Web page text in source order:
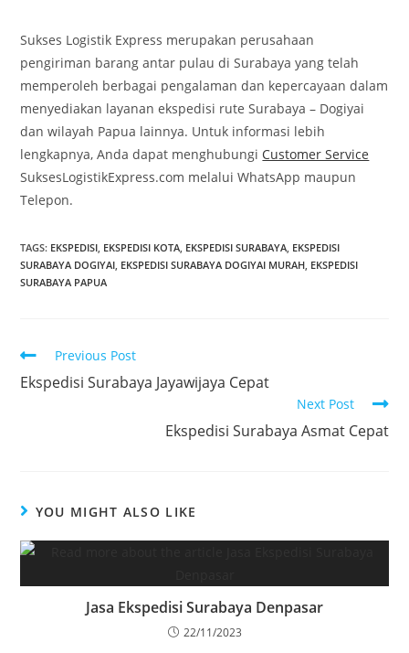
Sukses Logistik Express merupakan perusahaan
pengiriman barang antar pulau di Surabaya yang telah
memperoleh berbagai pengalaman dan kepercayaan dalam
menyediakan layanan ekspedisi rute Surabaya – Dogiyai
dan wilayah Papua lainnya. Untuk informasi lebih
lengkapnya, Anda dapat menghubungi Customer Service
SuksesLogistikExpress.com melalui WhatsApp maupun
Telepon.
TAGS: EKSPEDISI EKSPEDISI KOTA EKSPEDISI SURABAYA EKSPEDISI
SURABAYA DOGIYAI EKSPEDISI SURABAYA DOGIYAI MURAH EKSPEDISI
SURABAYA PAPUA
Previous Post
Ekspedisi Surabaya Jayawijaya Cepat
Next Post
Ekspedisi Surabaya Asmat Cepat
YOU MIGHT ALSO LIKE
Jasa Ekspedisi Surabaya Denpasar
22/11/2023